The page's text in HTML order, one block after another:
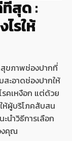
สุด :
รให้
ขภาพช่องปากที่
ะอาดช่องปากให้
คเหงือก แต่ด้วย
ห้ผู้บริโภคสับสน
ะนำวิธีการเลือก
งคุณ